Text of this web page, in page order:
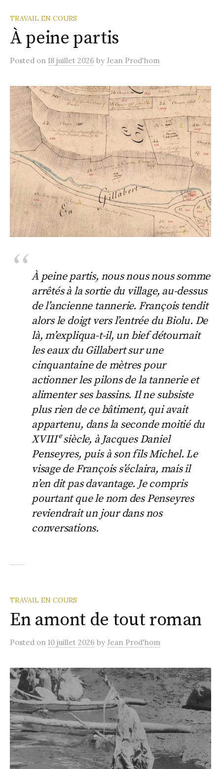
TRAVAIL EN COURS
À peine partis
Posted on 18 juillet 2026 by Jean Prod'hom
À peine partis, nous nous nous somme
arrêtés à la sortie du village, au-dessus
de l’ancienne tannerie. François tendit
alors le doigt vers l’entrée du Biolu. De
là, m’expliqua-t-il, un bief détournait
les eaux du Gillabert sur une
cinquantaine de mètres pour
actionner les pilons de la tannerie et
alimenter ses bassins. Il ne subsiste
plus rien de ce bâtiment, qui avait
appartenu, dans la seconde moitié du
XVIIIᵉ siècle, à Jacques Daniel
Penseyres, puis à son fils Michel. Le
visage de François s’éclaira, mais il
n’en dit pas davantage. Je compris
pourtant que le nom des Penseyres
reviendrait un jour dans nos
conversations.
TRAVAIL EN COURS
En amont de tout roman
Posted on 10 juillet 2026 by Jean Prod'hom